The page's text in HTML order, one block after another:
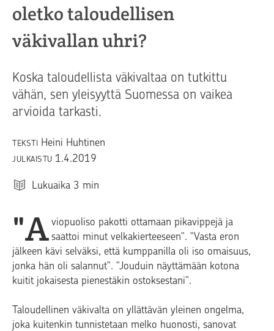
oletko taloudellisen
väkivallan uhri?
Koska taloudellista väkivaltaa on tutkittu
vähän, sen yleisyyttä Suomessa on vaikea
arvioida tarkasti.
TEKSTI Heini Huhtinen
JULKAISTU 1.4.2019
Lukuaika 3 min
"A viopuoliso pakotti ottamaan pikavippejä ja
saattoi minut velkakierteeseen". "Vasta eron
jälkeen kävi selväksi, että kumppanilla oli iso omaisuus,
jonka hän oli salannut". "Jouduin näyttämään kotona
kuitit jokaisesta pienestäkin ostoksestani".
Taloudellinen väkivalta on yllättävän yleinen ongelma,
joka kuitenkin tunnistetaan melko huonosti, sanovat